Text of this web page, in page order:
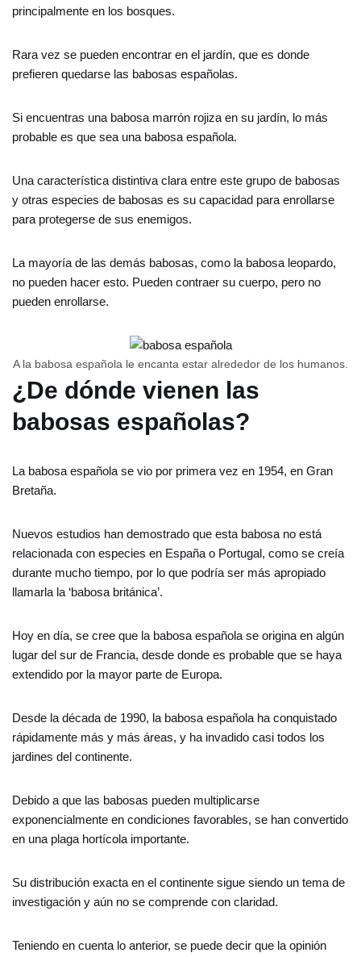
principalmente en los bosques.
Rara vez se pueden encontrar en el jardín, que es donde
prefieren quedarse las babosas españolas.
Si encuentras una babosa marrón rojiza en su jardín, lo más
probable es que sea una babosa española.
Una característica distintiva clara entre este grupo de babosas
y otras especies de babosas es su capacidad para enrollarse
para protegerse de sus enemigos.
La mayoría de las demás babosas, como la babosa leopardo,
no pueden hacer esto. Pueden contraer su cuerpo, pero no
pueden enrollarse.
A la babosa española le encanta estar alrededor de los humanos.
¿De dónde vienen las
babosas españolas?
La babosa española se vio por primera vez en 1954, en Gran
Bretaña.
Nuevos estudios han demostrado que esta babosa no está
relacionada con especies en España o Portugal, como se creía
durante mucho tiempo, por lo que podría ser más apropiado
llamarla la ‘babosa británica’.
Hoy en día, se cree que la babosa española se origina en algún
lugar del sur de Francia, desde donde es probable que se haya
extendido por la mayor parte de Europa.
Desde la década de 1990, la babosa española ha conquistado
rápidamente más y más áreas, y ha invadido casi todos los
jardines del continente.
Debido a que las babosas pueden multiplicarse
exponencialmente en condiciones favorables, se han convertido
en una plaga hortícola importante.
Su distribución exacta en el continente sigue siendo un tema de
investigación y aún no se comprende con claridad.
Teniendo en cuenta lo anterior, se puede decir que la opinión